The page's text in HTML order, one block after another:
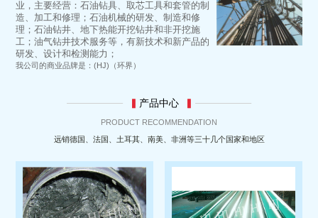
业，主要经营：石油钻具、取芯工具和套管的制
造、加工和修理；石油机械的研发、制造和修
理；石油钻井、地下热能开挖钻井和非开挖施
工；油气钻井技术服务等，有新技术和新产品的
研发、设计和检测能力；
我公司的商业品牌是：(HJ)（环界）
▍ 产品中心 ▍
PRODUCT RECOMMENDATION
远销德国、法国、土耳其、南美、非洲等三十几个国家和地区